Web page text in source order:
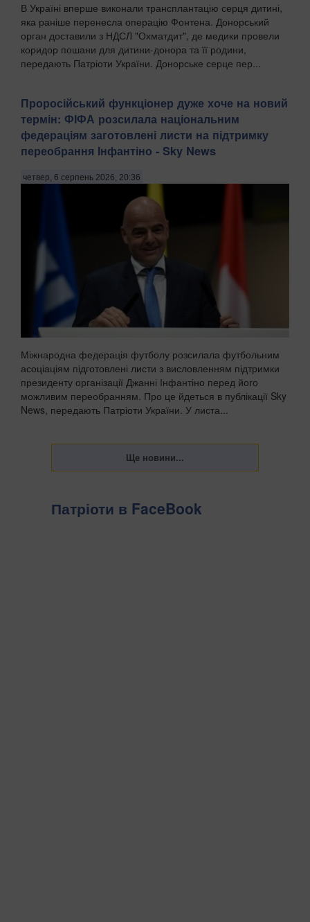
В Україні вперше виконали трансплантацію серця дитині,
яка раніше перенесла операцію Фонтена. Донорський
орган доставили з НДСЛ "Охматдит", де медики провели
коридор пошани для дитини-донора та її родини,
передають Патріоти України. Донорське серце пер...
Проросійський функціонер дуже хоче на новий
термін: ФІФА розсилала національним
федераціям заготовлені листи на підтримку
переобрання Інфантіно - Sky News
четвер, 6 серпень 2026, 20:36
Міжнародна федерація футболу розсилала футбольним
асоціаціям підготовлені листи з висловленням підтримки
президенту організації Джанні Інфантіно перед його
можливим переобранням. Про це йдеться в публікації Sky
News, передають Патріоти України. У листа...
Патріоти в FaceBook